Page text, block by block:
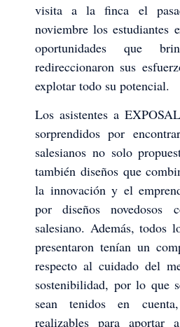
visita a la finca el
noviembre los estudiantes
oportunidades que
redireccionaron sus
explotar todo su potencial.
Los asistentes a
sorprendidos por
salesianos no solo
también diseños que
la innovación y el
por diseños
salesiano. Además, todos
presentaron tenían un
respecto al cuidado del
sostenibilidad, por lo que
sean tenidos en
realizables para aportar